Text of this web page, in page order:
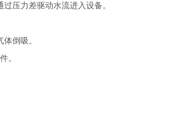
压力差驱动水流进入设备。
倒吸。
。